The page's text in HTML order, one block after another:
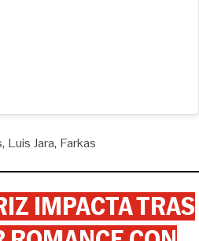
Luis Jara Farkas
IMPACTA TRAS